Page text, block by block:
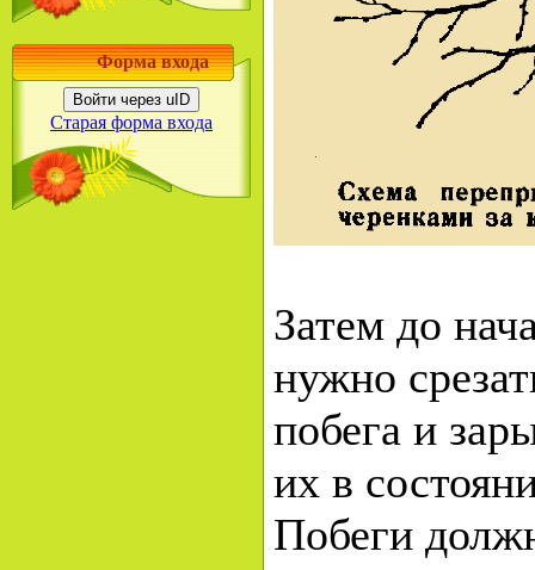
Форма входа
Войти через uID
Старая форма входа
Затем до
нужно
побега и
их в
Побеги